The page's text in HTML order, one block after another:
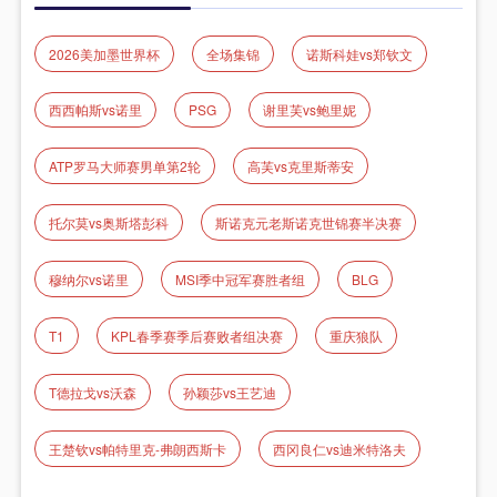
2026美加墨世界杯 全场集锦 诺斯科娃vs郑钦文
西西帕斯vs诺里 PSG 谢里芙vs鲍里妮
ATP罗马大师赛男单第2轮 高芙vs克里斯蒂安
托尔莫vs奥斯塔彭科 斯诺克元老斯诺克世锦赛半决赛
穆纳尔vs诺里 MSI季中冠军赛胜者组 BLG
T1 KPL春季赛季后赛败者组决赛 重庆狼队
T德拉戈vs沃森 孙颖莎vs王艺迪
王楚钦vs帕特里克-弗朗西斯卡 西冈良仁vs迪米特洛夫